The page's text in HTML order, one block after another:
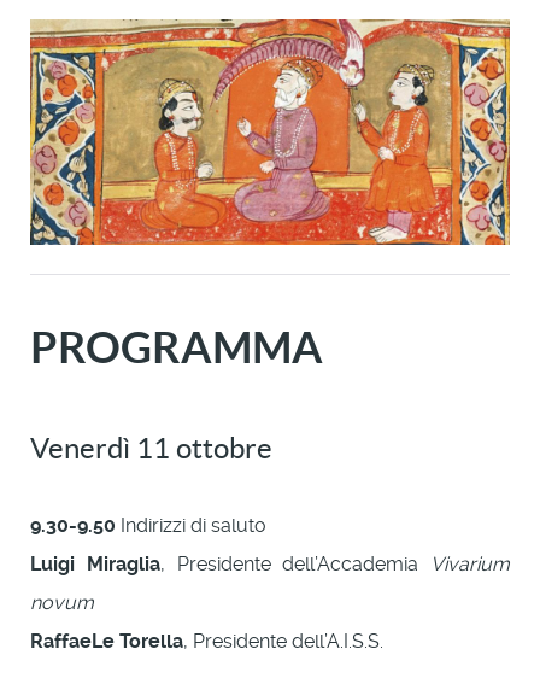
PROGRAMMA
Venerdì 11 ottobre
9.30-9.50 Indirizzi di saluto
Luigi Miraglia, Presidente dell’Accademia
Vivarium
novum
RaffaeLe Torella, Presidente dell’A.I.S.S.